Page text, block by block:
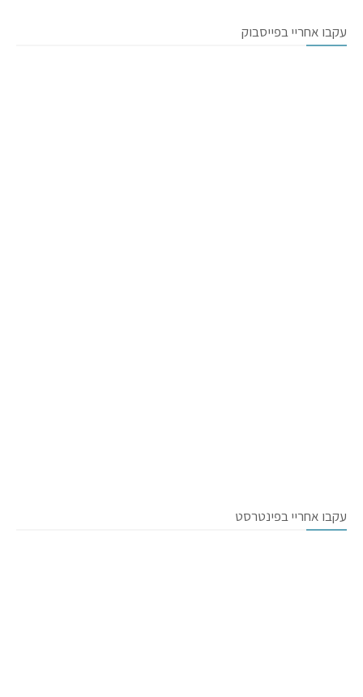
עקבו אחריי בפייסבוק
עקבו אחריי בפינטרסט